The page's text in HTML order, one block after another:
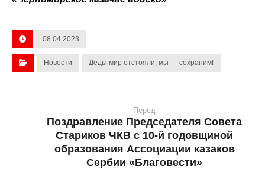
08.04.2023
Новости Деды мир отстояли, мы — сохраним!
Перед
Поздравление Председателя Совета
Стариков ЧКВ с 10-й годовщиной
образования Ассоциации казаков
Сербии «Благовести»